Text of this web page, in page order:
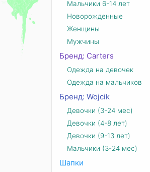
Мальчики 6-14 лет
Новорожденные
Женщины
Мужчины
Бренд: Carters
Одежда на девочек
Одежда на мальчиков
Бренд: Wojcik
Девочки (3-24 мес)
Девочки (4-8 лет)
Девочки (9-13 лет)
Мальчики (3-24 мес)
Шапки